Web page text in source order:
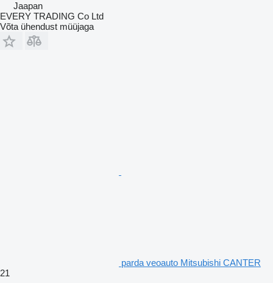
Jaapan
EVERY TRADING Co Ltd
Võta ühendust müüjaga
parda veoauto Mitsubishi CANTER
21